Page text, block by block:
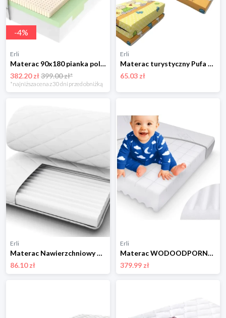
-4%
Erli
Materac 90x180 pianka poliuretanowa T25 lateks strefowy MINIOR
382.20 zł399.00 zł*
*najniższa cena z 30 dni przed obniżką
Erli
Materac turystyczny Pufa 120x60 dla dzieci + Torba Składany 2w1
65.03 zł
Erli
Materac Nawierzchniowy 160x80 piankowy dziecięcy średniotwardy Topper
86.10 zł
Erli
Materac WODOODPORNY 140x70 z Nieprzemakalny Pokrowiec do łóżeczka 70x140 cm
379.99 zł